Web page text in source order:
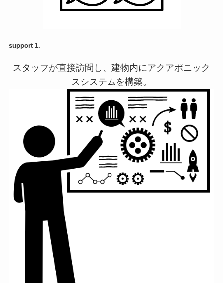
support 1.
スタッフが直接訪問し、建物内にアクアポニック
スシステムを構築。